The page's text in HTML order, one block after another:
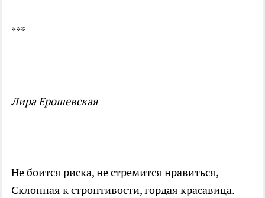
***
Лира Ерошевская
Не боится риска, не стремится нравиться,
Склонная к строптивости, гордая красавица.